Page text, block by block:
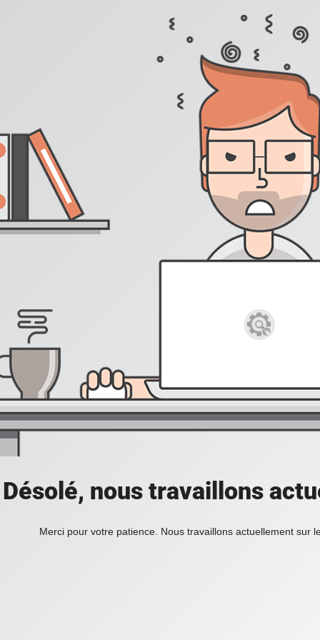
Désolé, nous travaillons
Merci pour votre patience. Nous travaillons actuellement sur